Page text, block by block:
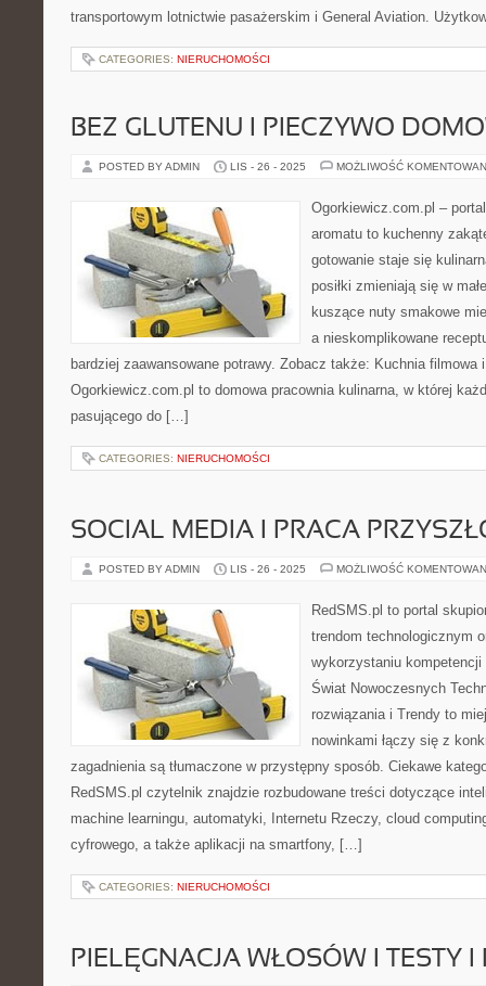
transportowym lotnictwie pasażerskim i General Aviation.
CATEGORIES: NIERUCHOMOŚCI
BEZ GLUTENU I PIECZYWO
POSTED BY ADMIN LIS - 26 - 2025 MOŻLIWOŚĆ
Ogorkiewicz.com.pl –
aromatu to kuchenny
gotowanie staje się
posiłki zmieniają się w
kuszące nuty smakowe
a nieskomplikowane
bardziej zaawansowane potrawy. Zobacz także: Kuchnia filmowa
Ogorkiewicz.com.pl to domowa pracownia kulinarna, w której
pasującego do […]
CATEGORIES: NIERUCHOMOŚCI
SOCIAL MEDIA I PRACA
POSTED BY ADMIN LIS - 26 - 2025 MOŻLIWOŚĆ
RedSMS.pl to portal
trendom technologicznym
wykorzystaniu
Świat Nowoczesnych
rozwiązania i Trendy to
nowinkami łączy się z
zagadnienia są tłumaczone w przystępny sposób. Ciekawe
RedSMS.pl czytelnik znajdzie rozbudowane treści dotyczące
machine learningu, automatyki, Internetu Rzeczy, cloud
cyfrowego, a także aplikacji na smartfony, […]
CATEGORIES: NIERUCHOMOŚCI
PIELĘGNACJA WŁOSÓW I TESTY